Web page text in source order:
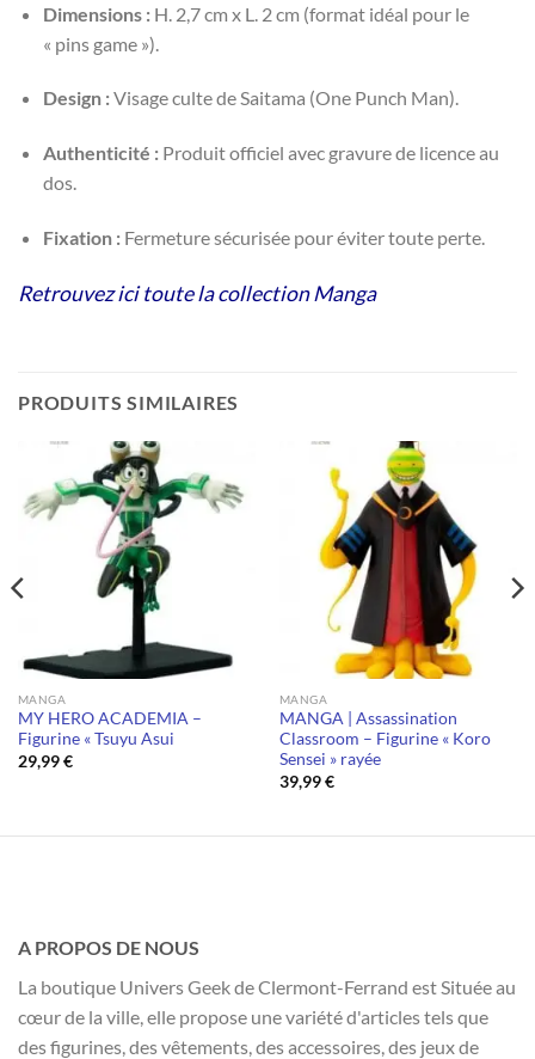
Dimensions :H. 2,7 cm x L. 2 cm (format idéal pour le
« pins game »).
Design :Visage culte de Saitama (One Punch Man).
Authenticité :Produit officiel avec gravure de licence au
dos.
Fixation :Fermeture sécurisée pour éviter toute perte.
Retrouvez ici toute la collection Manga
PRODUITS SIMILAIRES
MANGA
MY HERO ACADEMIA –
Figurine « Tsuyu Asui
29,99€
MANGA
MANGA | Assassination
Classroom – Figurine « Koro
Sensei » rayée
39,99€
A PROPOS DE NOUS
La boutique Univers Geek de Clermont-Ferrand est Située au
cœur de la ville, elle propose une variété d'articles tels que
des figurines, des vêtements, des accessoires, des jeux de